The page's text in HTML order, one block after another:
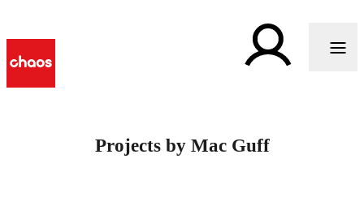
Projects by Mac Guff